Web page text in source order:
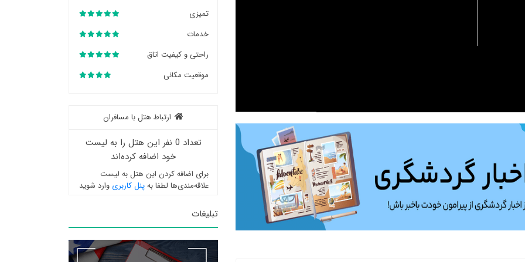
تمیزی
خدمات
راحتی و کیفیت اتاق
موقعیت مکانی
ارتباط هتل با مسافران
تعداد 0 نفر این هتل را به لیست
خود اضافه کرده‌اند
برای اضافه کردن این هتل به لیست
علاقه‌مندی‌ها لطفا بهپنل کاربری وارد شوید
تبلیغات